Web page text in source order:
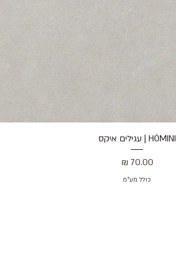
תצוגה מהירהHÓMINI | עגילים איקס
מחיר
כולל מע״מ